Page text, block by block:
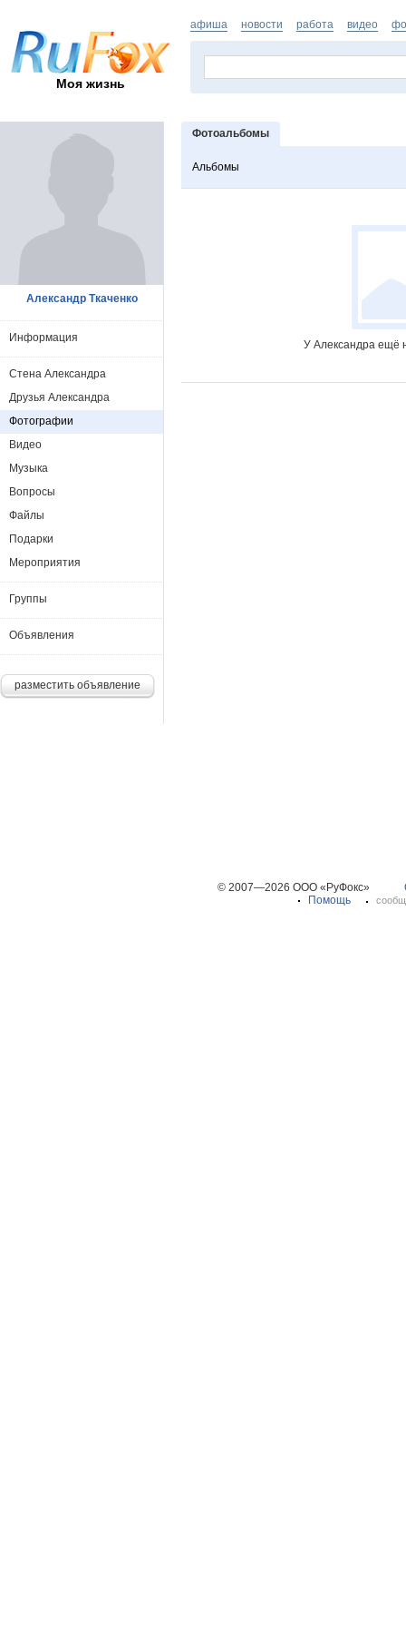
Моя жизнь
афиша новости работа видео
Фотоальбомы
Альбомы
У Александра ещё
Александр Ткаченко
Информация
Стена Александра
Друзья Александра
Фотографии
Видео
Музыка
Вопросы
Файлы
Подарки
Мероприятия
Группы
Объявления
разместить объявление
© 2007—2026 ООО «РуФокс»
Помощь